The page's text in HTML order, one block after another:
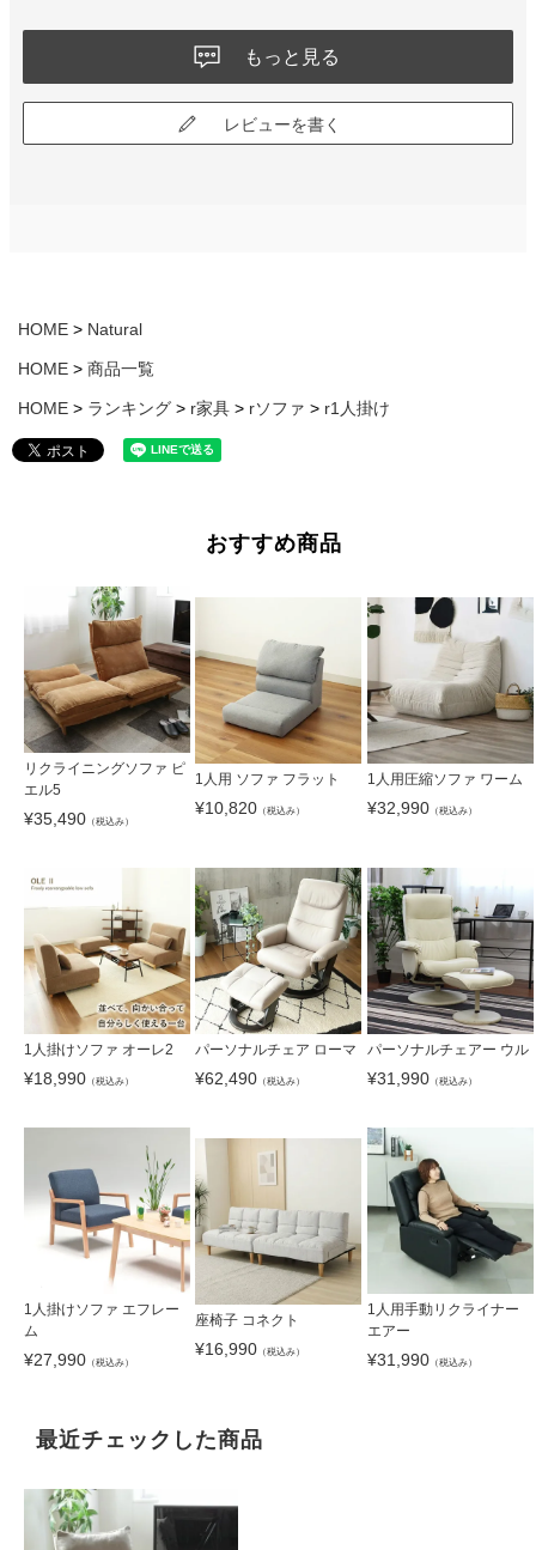
もっと見る
レビューを書く
HOME Natural
HOME 商品一覧
HOME ランキング r家具 rソファ r1人掛け
おすすめ商品
リクライニングソファ ピ
エル5
¥35,490 （税込み）
1人用 ソファ フラット
¥10,820 （税込み）
1人用圧縮ソファ ワーム
¥32,990（税込み）
1人掛けソファ オーレ2
¥18,990 （税込み）
パーソナルチェア ローマ
¥62,490 （税込み）
パーソナルチェアー ウル
¥31,990（税込み）
1人掛けソファ エフレー
ム
¥27,990 （税込み）
座椅子 コネクト
¥16,990 （税込み）
1人用手動リクライナー
エアー
¥31,990（税込み）
最近チェックした商品